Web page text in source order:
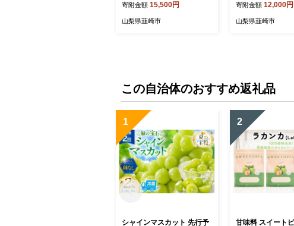
20744949] ウィスキー ボト
ル ハイボール お酒 酒 洋酒
寄附金額 15,500円
山梨県韮崎市
み比べ 詰合せ セ
ボール 酒 お酒 洋
寄附金額 12,000円
山梨県韮崎市
この自治体のおすすめ返礼品
1
シャインマスカット 先行予
2
甘味料 スイート